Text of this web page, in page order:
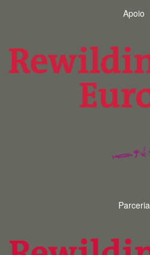
Apoio
Parceria